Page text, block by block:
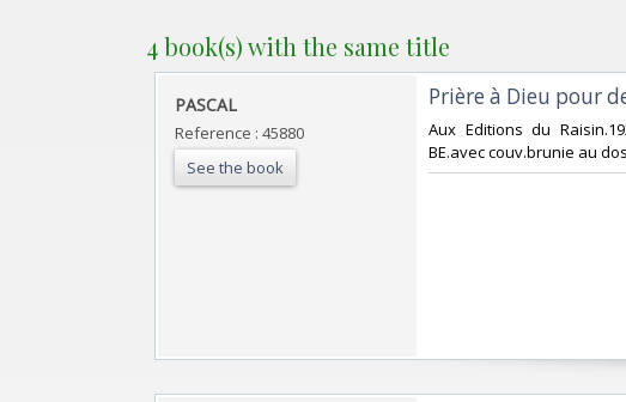
4 book(s) with the same title
‎PASCAL‎
Reference : 45880
See the book
‎Prière à Dieu pour
‎Aux Editions du
BE.avec couv.brunie au